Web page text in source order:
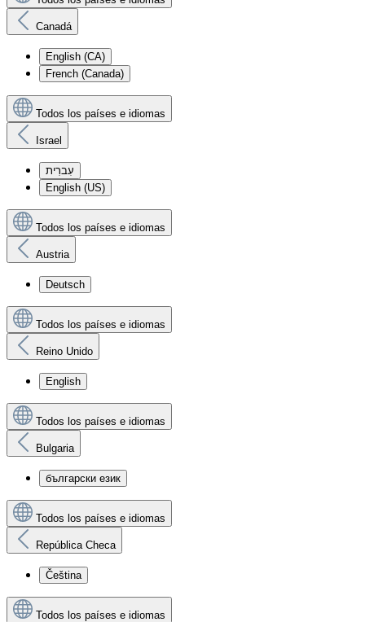
Canadá
English (CA)
French (Canada)
Todos los países e idiomas
Israel
עִברִית
English (US)
Todos los países e idiomas
Austria
Deutsch
Todos los países e idiomas
Reino Unido
English
Todos los países e idiomas
Bulgaria
български език
Todos los países e idiomas
República Checa
Čeština
Todos los países e idiomas